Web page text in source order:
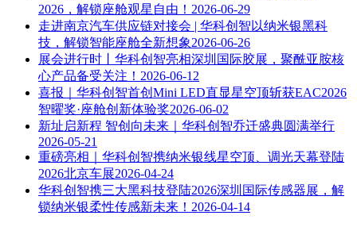
2026，解锁座舱观星自由！ 2026-06-29
走进南京汽车供应链对接会 | 华科创智以纳米银黑科
技，解锁智能座舱全新想象2026-06-26
展会进行时丨华科创智亮相深圳国际胶展，聚酰亚胺核
心产品备受关注！ 2026-06-12
喜报｜华科创智首创Mini LED直显星空顶斩获EAC2026
智曜奖·座舱创新体验奖2026-06-02
新址启新程 智创向未来｜华科创智乔迁盛典圆满举行
2026-05-21
重磅亮相｜华科创智携纳米银线星空顶、调光天幕登陆
2026北京车展2026-04-24
华科创智携三大黑科技登陆2026深圳国际传感器展，解
锁纳米银柔性传感新未来！ 2026-04-14